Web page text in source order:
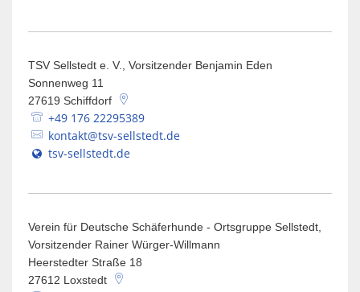
TSV Sellstedt e. V., Vorsitzender Benjamin Eden
Sonnenweg 11
27619 Schiffdorf
+49 176 22295389
kontakt@tsv-sellstedt.de
tsv-sellstedt.de
Verein für Deutsche Schäferhunde - Ortsgruppe Sellstedt,
Vorsitzender Rainer Würger-Willmann
Heerstedter Straße 18
27612 Loxstedt